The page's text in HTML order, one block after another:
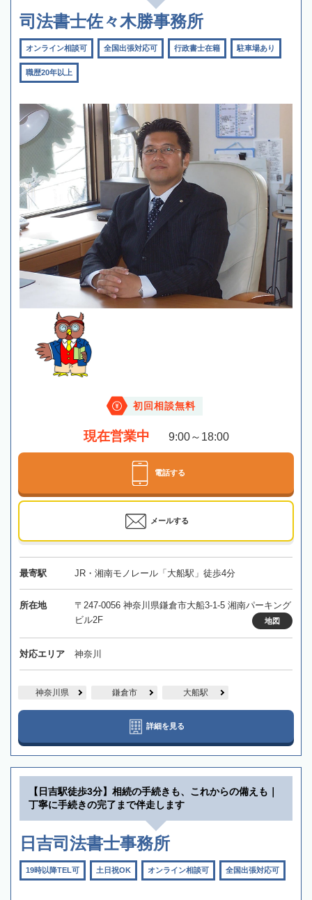
司法書士佐々木勝事務所
オンライン相談可 全国出張対応可 行政書士在籍 駐車場あり
職歴20年以上
初回相談無料
現在営業中 9:00～18:00
電話する
メールする
最寄駅 JR・湘南モノレール「大船駅」徒歩4分
所在地
〒247-0056 神奈川県鎌倉市大船3-1-5 湘南パーキング
ビル2F
地図
対応エリア 神奈川
神奈川県 鎌倉市 大船駅
詳細を見る
【日吉駅徒歩3分】相続の手続きも、これからの備えも｜
丁寧に手続きの完了まで伴走します
日吉司法書士事務所
19時以降TEL可 土日祝OK オンライン相談可 全国出張対応可